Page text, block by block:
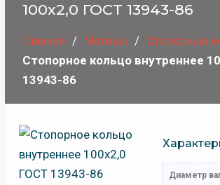
100х2,0 ГОСТ 13943-86
Главная Метизы
Стопорные
Стопорное кольцо внутреннее
13943-86
Диаметр